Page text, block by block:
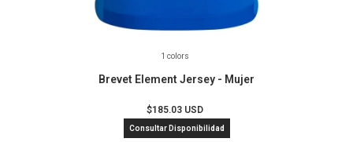
1 colors
Brevet Element Jersey - Mujer
$185.03 USD
Consultar Disponibilidad